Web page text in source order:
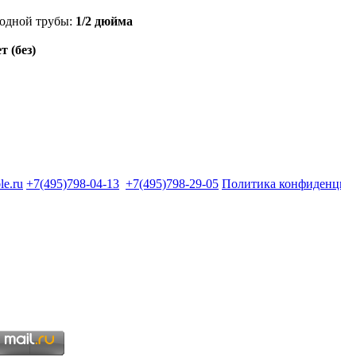
трубы: 1/2 дюйма
(без)
+7(495)798-04-13 +7(495)798-29-05 Политика